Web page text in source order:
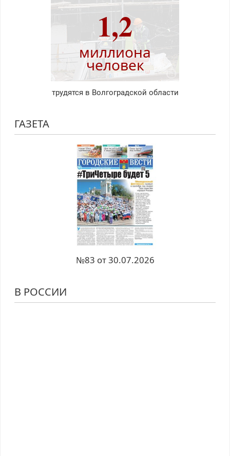
1,2
миллиона
человек
трудятся в Волгоградской области
ГАЗЕТА
№83 от 30.07.2026
В РОССИИ